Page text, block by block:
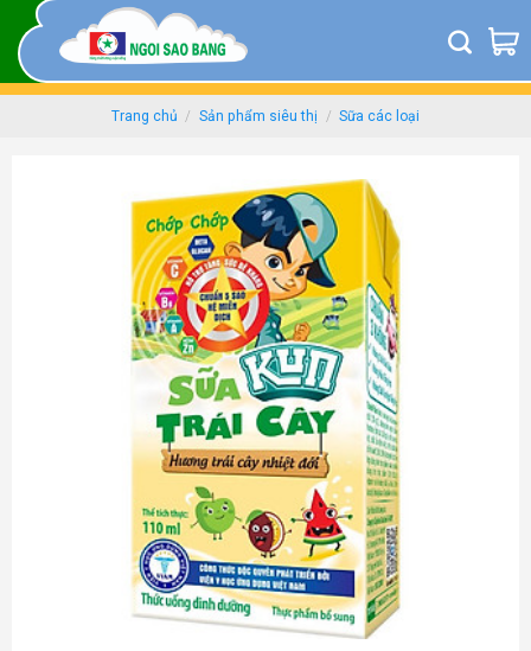
content
Trang chủ / Sản phẩm siêu thị / Sữa các loại